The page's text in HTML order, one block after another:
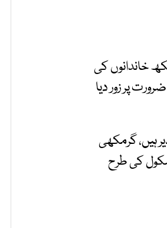
خاندانوں کی
پر زور دیا
رہائش پذیر ہیں، گرمکھی
کی طرح